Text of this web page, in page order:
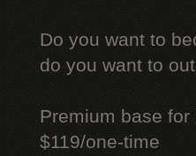
Do you want to
do you want to
Premium base for
$119/one-time